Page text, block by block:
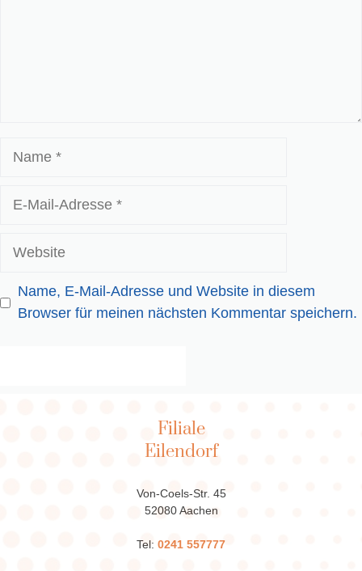
Website
Name, E-Mail-Adresse und Website in diesem
Browser für meinen nächsten Kommentar speichern.
Filiale
Eilendorf
Von-Coels-Str. 45
52080 Aachen
Tel: 0241 557777